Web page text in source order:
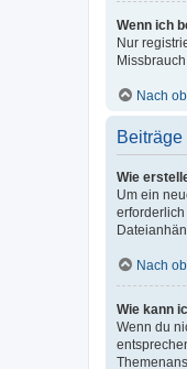
Wenn ich
Nur
Nach
Wie
Um ein
erforderlich
Nach
Wie kann
Wenn du